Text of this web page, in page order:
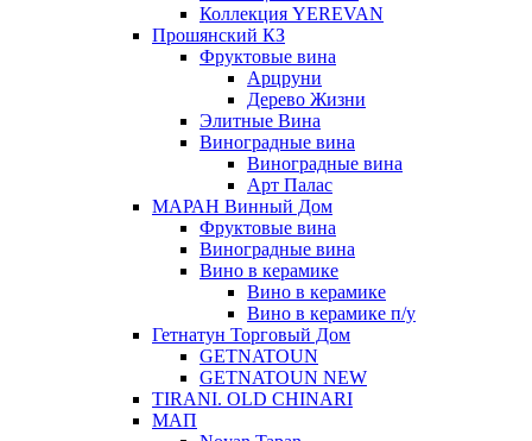
Коллекция YEREVAN
Прошянский КЗ
Фруктовые вина
Арцруни
Дерево Жизни
Элитные Вина
Виноградные вина
Виноградные вина
Арт Палас
МАРАН Винный Дом
Фруктовые вина
Виноградные вина
Вино в керамике
Вино в керамике
Вино в керамике п/у
Гетнатун Торговый Дом
GETNATOUN
GETNATOUN NEW
TIRANI. OLD CHINARI
МАП